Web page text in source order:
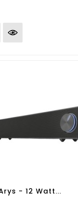
- 12 Watt...